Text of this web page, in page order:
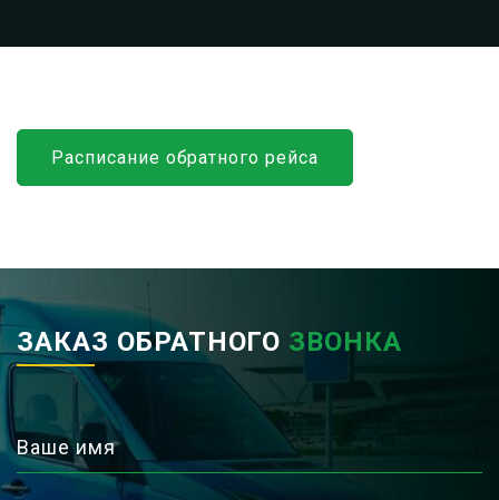
Расписание обратного рейса
ЗАКАЗ ОБРАТНОГО ЗВОНКА
Ваше имя